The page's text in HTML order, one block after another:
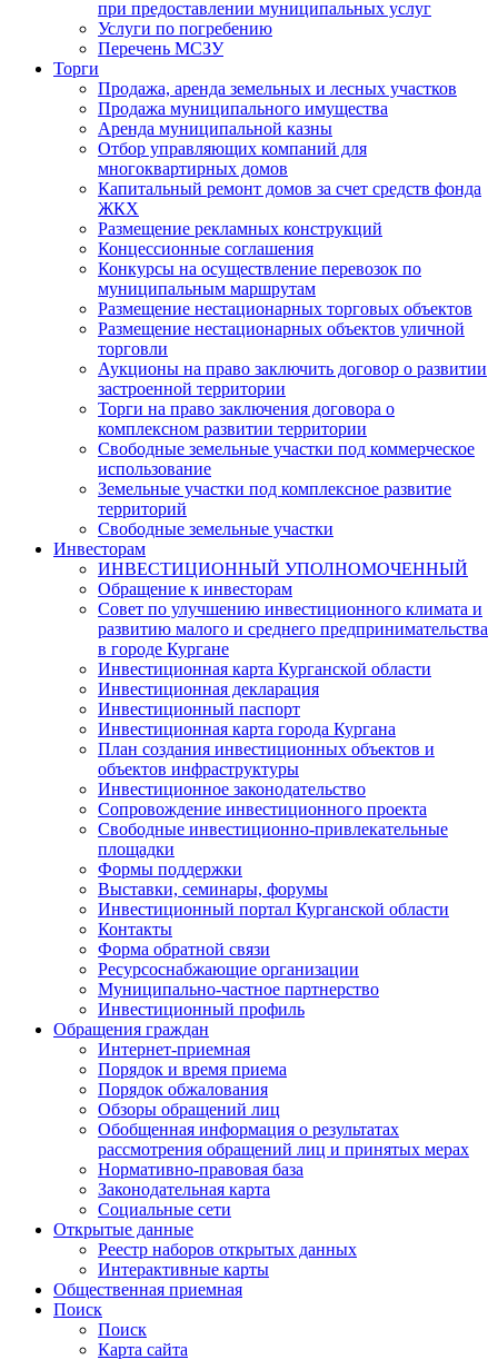
при предоставлении муниципальных услуг
Услуги по погребению
Перечень МСЗУ
Торги
Продажа, аренда земельных и лесных участков
Продажа муниципального имущества
Аренда муниципальной казны
Отбор управляющих компаний для
многоквартирных домов
Капитальный ремонт домов за счет средств фонда
ЖКХ
Размещение рекламных конструкций
Концессионные соглашения
Конкурсы на осуществление перевозок по
муниципальным маршрутам
Размещение нестационарных торговых объектов
Размещение нестационарных объектов уличной
торговли
Аукционы на право заключить договор о развитии
застроенной территории
Торги на право заключения договора о
комплексном развитии территории
Свободные земельные участки под коммерческое
использование
Земельные участки под комплексное развитие
территорий
Свободные земельные участки
Инвесторам
ИНВЕСТИЦИОННЫЙ УПОЛНОМОЧЕННЫЙ
Обращение к инвесторам
Совет по улучшению инвестиционного климата и
развитию малого и среднего предпринимательства
в городе Кургане
Инвестиционная карта Курганской области
Инвестиционная декларация
Инвестиционный паспорт
Инвестиционная карта города Кургана
План создания инвестиционных объектов и
объектов инфраструктуры
Инвестиционное законодательство
Сопровождение инвестиционного проекта
Свободные инвестиционно-привлекательные
площадки
Формы поддержки
Выставки, семинары, форумы
Инвестиционный портал Курганской области
Контакты
Форма обратной связи
Ресурсоснабжающие организации
Муниципально-частное партнерство
Инвестиционный профиль
Обращения граждан
Интернет-приемная
Порядок и время приема
Порядок обжалования
Обзоры обращений лиц
Обобщенная информация о результатах
рассмотрения обращений лиц и принятых мерах
Нормативно-правовая база
Законодательная карта
Социальные сети
Открытые данные
Реестр наборов открытых данных
Интерактивные карты
Общественная приемная
Поиск
Поиск
Карта сайта